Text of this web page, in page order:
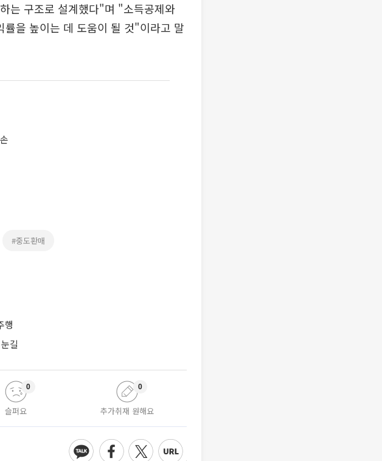
는 구조로 설계했다"며 "소득공제와
을 높이는 데 도움이 될 것"이라고 말
#중도환매
행
길
슬퍼요
0
추가취재 원해요
0